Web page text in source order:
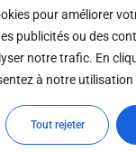
pour améliorer
publicités ou des
notre trafic. En
à notre utilisation
Tout rejeter